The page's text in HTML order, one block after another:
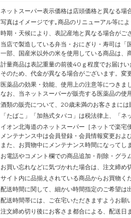
ネットスーパー表示価格は店頭価格と異なる場
写真はイメージです｡商品のリニューアル等に
時期・天候により、表記産地と異なる場合がご
当店で製造している弁当・おにぎり・寿司は「
一部、国産米以外の米を使用している商品は、
計量商品は表記重量の前後40ｇ程度でお届けい
そのため、代金が異なる場合がございます。変
医薬品の効果・効能、使用上の注意等につきま
なお、当ネットスーパーが販売する医薬品の使
酒類の販売について、20歳未満のお客さまには
「たばこ」「加熱式タバコ」は税法律上、「
イオン北海道のネットスーパー［ネットで楽宅
メンテナンス中は会員登録・会員情報変更およ
また、お買物中にメンテナンス時間になってし
お電話やコメント欄での商品追加・削除・グラ
お買い忘れなどに気づかれた場合は、注文締
サイト内に品揃えされている商品からお買物く
配送時間に関して、細かい時間指定のご希望は
配送時間帯には、ご在宅いただきますようお願
注文締め切り後にお客さま都合による、配送日